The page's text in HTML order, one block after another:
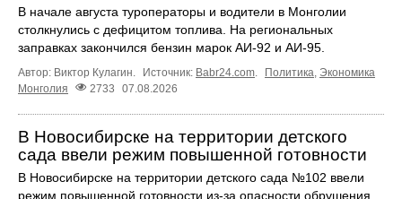
В начале августа туроператоры и водители в Монголии
столкнулись с дефицитом топлива. На региональных
заправках закончился бензин марок АИ-92 и АИ-95.
Автор: Виктор Кулагин. Источник: Babr24.com. Политика, Экономика
Монголия
2733 07.08.2026
В Новосибирске на территории детского
сада ввели режим повышенной готовности
В Новосибирске на территории детского сада №102 ввели
режим повышенной готовности из-за опасности обрушения